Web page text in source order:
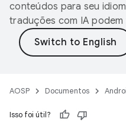
conteúdos para seu
traduções com IA podem
AOSP Documentos
Isso foi útil?